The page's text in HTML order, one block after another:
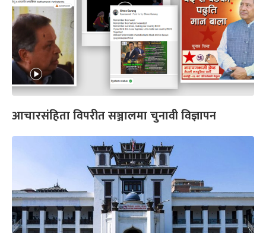
आचारसंहिता विपरीत सञ्जालमा चुनावी विज्ञापन